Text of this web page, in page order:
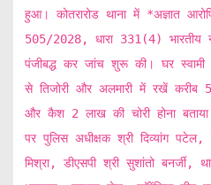
हुआ। कोतरारोड थाना में *अज्ञात
505/2028, धारा 331(4) भारतीय
पंजीबद्ध कर जांच शुरू की। घर स्वामी
से तिजोरी और अलमारी में रखें करीब
और कैश 2 लाख की चोरी होना
पर पुलिस अधीक्षक श्री दिव्यांग
मिश्रा, डीएसपी श्री सुशांतो बनर्जी,